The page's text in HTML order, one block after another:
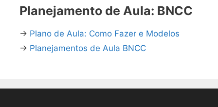
Planejamento de Aula: BNCC
→ Plano de Aula: Como Fazer e Modelos
→ Planejamentos de Aula BNCC